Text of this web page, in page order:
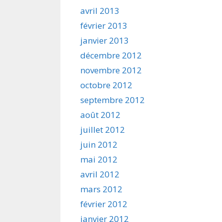
avril 2013
février 2013
janvier 2013
décembre 2012
novembre 2012
octobre 2012
septembre 2012
août 2012
juillet 2012
juin 2012
mai 2012
avril 2012
mars 2012
février 2012
janvier 2012